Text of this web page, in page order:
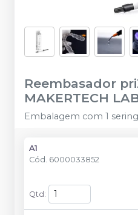
Reembasador
MAKERTECH
Embalagem com 1
A1
Cód. 6000033852
Qtd :